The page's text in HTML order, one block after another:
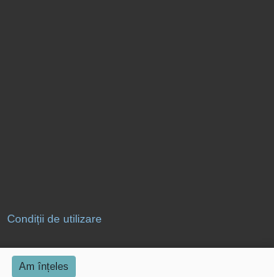
Condiții de utilizare
Am înțeles